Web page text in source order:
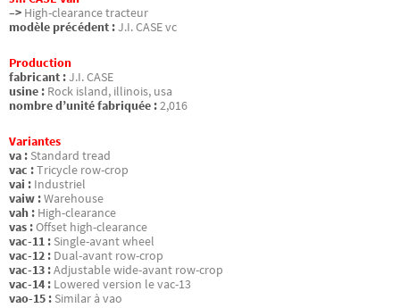
–> High-clearance tracteur
modèle précédent :J.I. CASE vc
Production
fabricant :J.I. CASE
usine : Rock island, illinois, usa
nombre d’unité fabriquée :2,016
Variantes
va : Standard tread
vac :Tricycle row-crop
vai : Industriel
vaiw :Warehouse
vah : High-clearance
vas :Offset high-clearance
vac-11 : Single-avant wheel
vac-12 : Dual-avant row-crop
vac-13 :Adjustable wide-avant row-crop
vac-14 : Lowered version le vac-13
vao-15 : Similar à vao